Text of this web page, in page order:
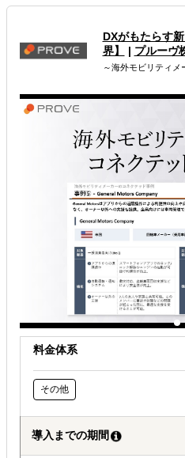
海外進出総合支援 海外進出
現地日本人向けプロモーション
解決できる課題
有効なプロモーション方法を探して
許認可や規制調査など輸出／販売
店舗出店のサポートをして欲しい
DXがもたらす
界】
| プルーヴ
～海外モビリティメ
料金体系
その他
導入までの期間